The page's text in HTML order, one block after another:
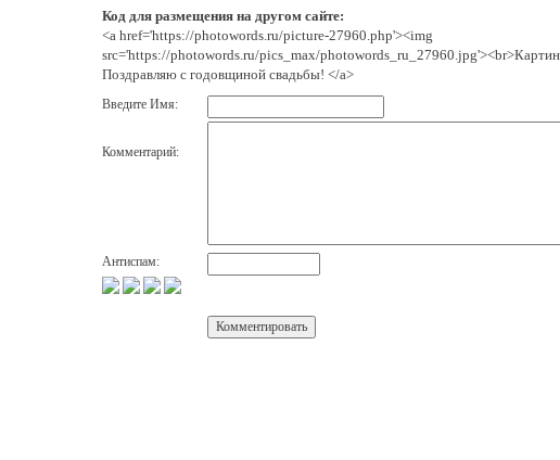
Код для размещения на другом сайте:
<a href='https://photowords.ru/picture-27960.php'><img
src='https://photowords.ru/pics_max/
Поздравляю с годовщиной свадьбы! </a>
Введите Имя:
Комментарий:
Антиспам: